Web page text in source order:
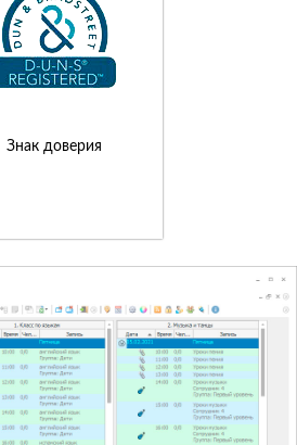
Знак доверия